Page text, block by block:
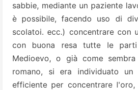
sabbie, mediante un paziente
è possibile, facendo uso di
scolatoi. ecc.) concentrare con
con buona resa tutte le
Medioevo, o già come
romano, si era individuato
efficiente per concentrare